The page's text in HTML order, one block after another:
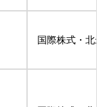
国際株式・北